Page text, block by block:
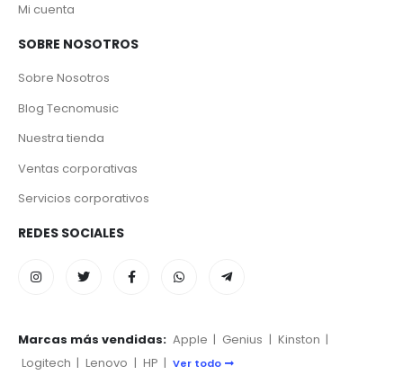
Mi cuenta
SOBRE NOSOTROS
Sobre Nosotros
Blog Tecnomusic
Nuestra tienda
Ventas corporativas
Servicios corporativos
REDES SOCIALES
Marcas más vendidas: Apple | Genius | Kinston |
Logitech | Lenovo | HP | Ver todo